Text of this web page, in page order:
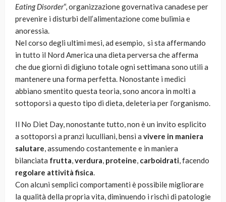
Eating Disorder“, organizzazione governativa canadese per
prevenire i disturbi dell’alimentazione come bulimia e
anoressia.
Nel corso degli ultimi mesi, ad esempio, si sta affermando
in tutto il Nord America una dieta perversa che afferma
che due giorni di digiuno totale ogni settimana sono utili a
mantenere una forma perfetta. Nonostante i medici
abbiano smentito questa teoria, sono ancora in molti a
sottoporsi a questo tipo di dieta, deleteria per l’organismo.
Il No Diet Day, nonostante tutto, non è un invito esplicito
a sottoporsi a pranzi luculliani, bensì a vivere in maniera
salutare, assumendo costantemente e in maniera
bilanciata frutta,verdura, proteine, carboidrati, facendo
regolare attività fisica.
Con alcuni semplici comportamenti è possibile migliorare
la qualità della propria vita, diminuendo i rischi di patologie